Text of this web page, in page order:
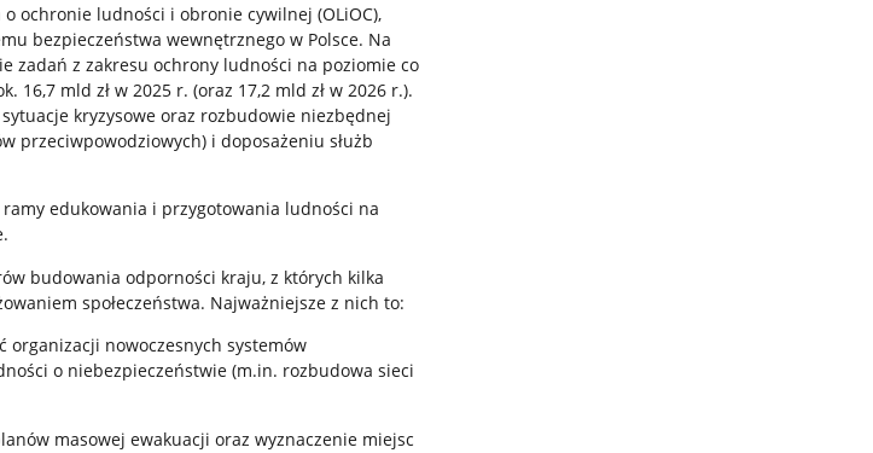
ochronie ludności i obronie cywilnej (OLiOC),
bezpieczeństwa wewnętrznego w Polsce. Na
zadań z zakresu ochrony ludności na poziomie co
16,7 mld zł w 2025 r. (oraz 17,2 mld zł w 2026 r.).
kryzysowe oraz rozbudowie niezbędnej
przeciwpowodziowych) i doposażeniu służb
edukowania i przygotowania ludności na
budowania odporności kraju, z których kilka
społeczeństwa. Najważniejsze z nich to:
organizacji nowoczesnych systemów
o niebezpieczeństwie (m.in. rozbudowa sieci
masowej ewakuacji oraz wyznaczenie miejsc